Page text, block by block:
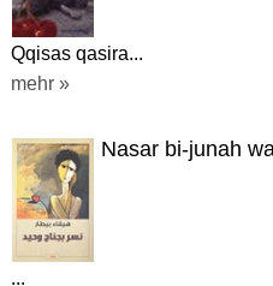
Qqisas qasira...
mehr »
Nasar bi-junah
...